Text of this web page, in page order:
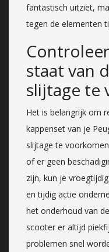
fantastisch uitziet,
tegen de elementen
staat van
slijtage te
Het is belangrijk om
kappenset van je
slijtage te
of er geen
zijn, kun je
en tijdig actie
het onderhoud van
scooter er altijd
problemen snel